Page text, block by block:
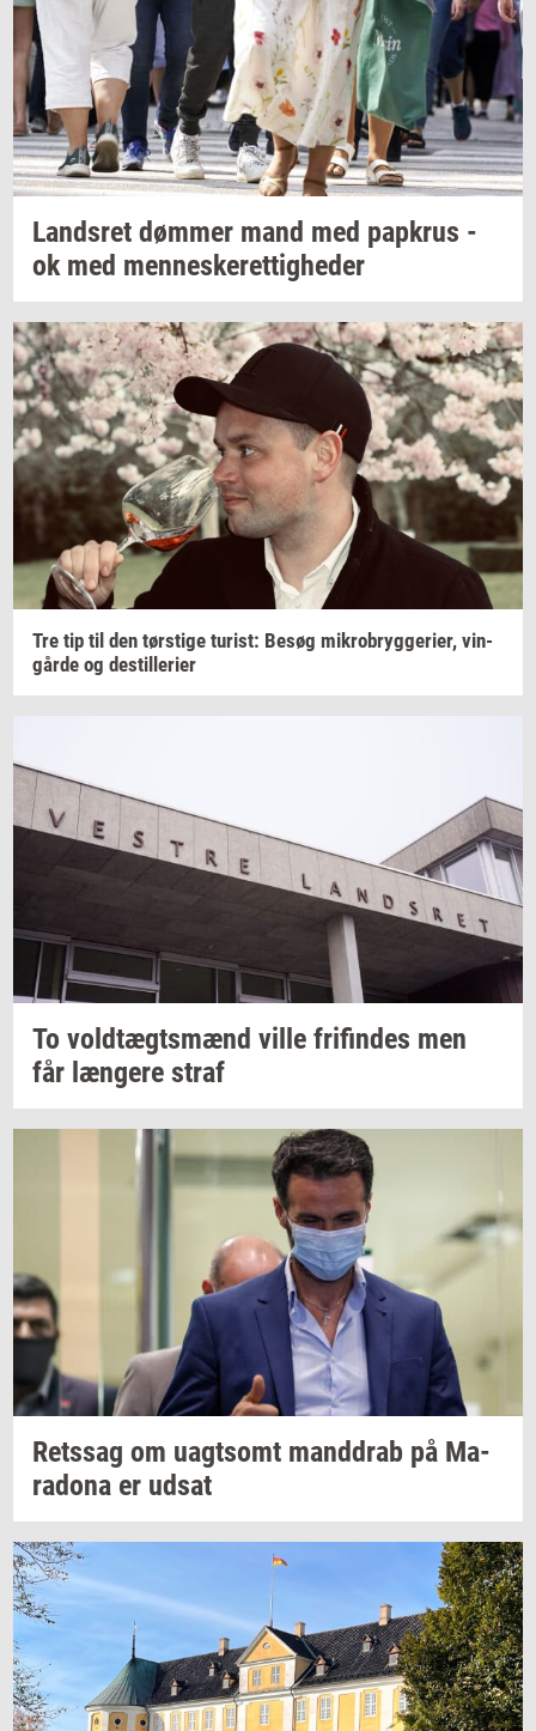
Lands­ret døm­mer mand med papkrus -
ok med men­ne­ske­ret­tig­he­der
Tre tip til den tørsti­ge turist: Besøg mi­kro­bryg­ge­ri­er, vin­
går­de og destil­le­ri­er
To voldtægts­mænd ville fri­fin­des men
får læn­ge­re straf
Rets­sag om uagt­somt mand­drab på Ma­
ra­do­na er udsat